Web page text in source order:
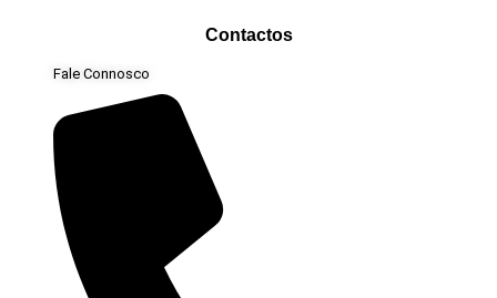
Contactos
Fale Connosco